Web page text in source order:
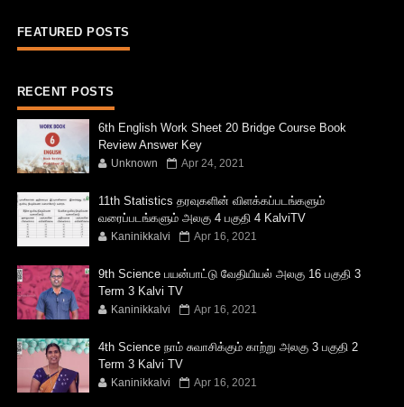
FEATURED POSTS
RECENT POSTS
6th English Work Sheet 20 Bridge Course Book
Review Answer Key
Unknown Apr 24, 2021
11th Statistics தரவுகளின் விளக்கப்படங்களும்
வரைப்படங்களும் அலகு 4 பகுதி 4 KalviTV
Kaninikkalvi Apr 16, 2021
9th Science பயன்பாட்டு வேதியியல் அலகு 16 பகுதி 3
Term 3 Kalvi TV
Kaninikkalvi Apr 16, 2021
4th Science நாம் சுவாசிக்கும் காற்று அலகு 3 பகுதி 2
Term 3 Kalvi TV
Kaninikkalvi Apr 16, 2021